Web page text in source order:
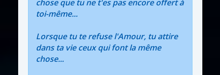
chose que tu ne t'es pas encore offert à
toi-même...
Lorsque tu te refuse l'Amour, tu attire
dans ta vie ceux qui font la même
chose...